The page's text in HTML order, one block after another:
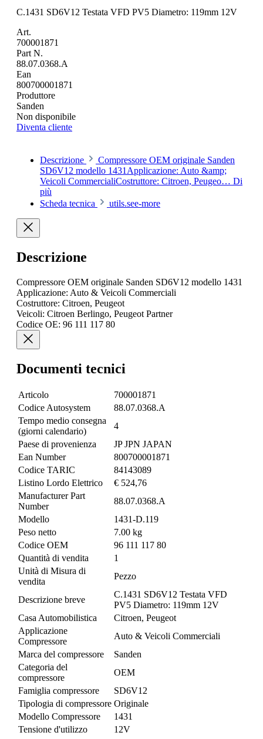
C.1431 SD6V12 Testata VFD PV5 Diametro: 119mm 12V
Art.
700001871
Part N.
88.07.0368.A
Ean
800700001871
Produttore
Sanden
Non disponibile
Diventa cliente
Descrizione
Compressore OEM originale Sanden
SD6V12 modello 1431Applicazione: Auto &amp;
Veicoli CommercialiCostruttore: Citroen, Peugeo… Di
più
Scheda tecnica
utils.see-more
Descrizione
Compressore OEM originale Sanden SD6V12 modello 1431
Applicazione: Auto & Veicoli Commerciali
Costruttore: Citroen, Peugeot
Veicoli: Citroen Berlingo, Peugeot Partner
Codice OE: 96 111 117 80
Documenti tecnici
Articolo
700001871
Codice Autosystem
88.07.0368.A
Tempo medio consegna
(giorni calendario)
4
Paese di provenienza
JP JPN JAPAN
Ean Number
800700001871
Codice TARIC
84143089
Listino Lordo Elettrico
€ 524,76
Manufacturer Part
Number
88.07.0368.A
Modello
1431-D.119
Peso netto
7.00 kg
Codice OEM
96 111 117 80
Quantità di vendita
1
Unità di Misura di
vendita
Pezzo
Descrizione breve
C.1431 SD6V12 Testata VFD
PV5 Diametro: 119mm 12V
Casa Automobilistica
Citroen, Peugeot
Applicazione
Compressore
Auto & Veicoli Commerciali
Marca del compressore
Sanden
Categoria del
compressore
OEM
Famiglia compressore
SD6V12
Tipologia di compressore Originale
Modello Compressore
1431
Tensione d'utilizzo
12V